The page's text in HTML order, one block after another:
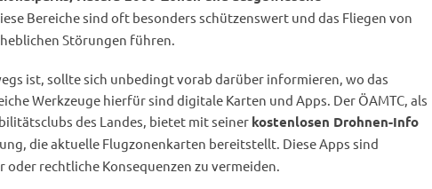
Bereiche sind oft besonders schützenswert und das Fliegen von
Störungen führen.
ist, sollte sich unbedingt vorab darüber informieren, wo das
Werkzeuge hierfür sind digitale Karten und Apps. Der ÖAMTC, als
des Landes, bietet mit seiner kostenlosen Drohnen-Info
die aktuelle Flugzonenkarten bereitstellt. Diese Apps sind
oder rechtliche Konsequenzen zu vermeiden.